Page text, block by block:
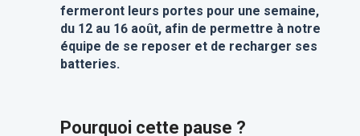
fermeront leurs portes pour une semaine,
du 12 au 16 août, afin de permettre à notre
équipe de se reposer et de recharger ses
batteries.
Pourquoi cette pause ?